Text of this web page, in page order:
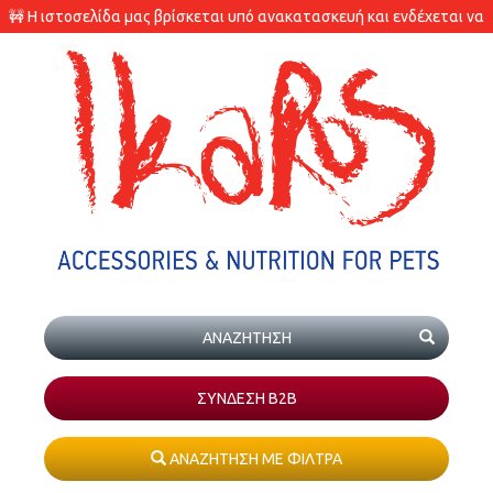
🚧 Η ιστοσελίδα μας βρίσκεται υπό ανακατασκευή και ενδέχεται να
υπάρχουν διαφορές στις διαθεσιμότητες των προϊόντων.
ΣΥΝΔΕΣΗ Β2Β
ΑΝΑΖΗΤΗΣΗ ΜΕ ΦΙΛΤΡΑ